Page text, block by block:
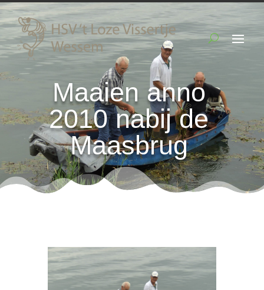
Maaien anno
2010 nabij de
Maasbrug